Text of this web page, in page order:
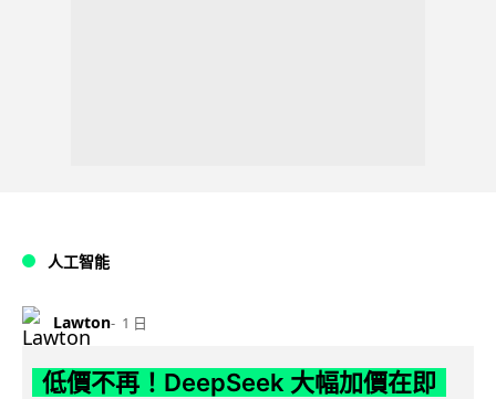
人工智能
Lawton 1 日
低價不再！DeepSeek 大幅加價在即